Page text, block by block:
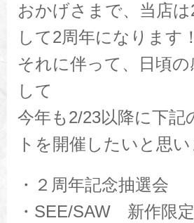
おかげさまで、当店は
して2周年になります！
それに伴って、日頃の
して
今年も2/23以降に下記
トを開催したいと思い
・２周年記念抽選会
・SEE/SAW 新作限